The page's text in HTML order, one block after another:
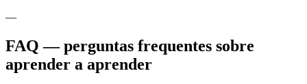
—
FAQ — perguntas frequentes sobre
aprender a aprender